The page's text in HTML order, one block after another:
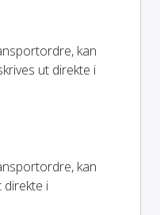
kan
ut direkte i
kan
direkte i